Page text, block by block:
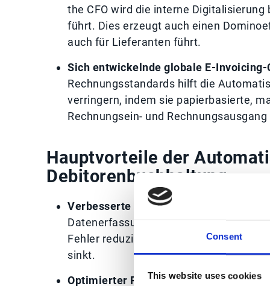
Consent
This website uses cookies
the CFO wird die interne
führt. Dies erzeugt auch einen
auch für Lieferanten führt.
Sich entwickelnde globale E-
Rechnungsstandards hilft die
verringern, indem sie papierbasierte,
Rechnungsein- und
Hauptvorteile der
Debitorenbuchhaltung
Verbesserte Datenerfassung von
Datenerfassung sowohl für
Fehler reduziert werden, die
sinkt.
Optimierter Rechnungsabgleich:Durch